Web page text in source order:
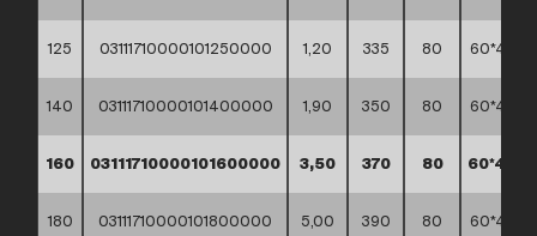
125 03111710000101250000 1,20 335 80
140 03111710000101400000 1,90 350 80
160 03111710000101600000 3,50 370 80
180 03111710000101800000 5,00 390 80